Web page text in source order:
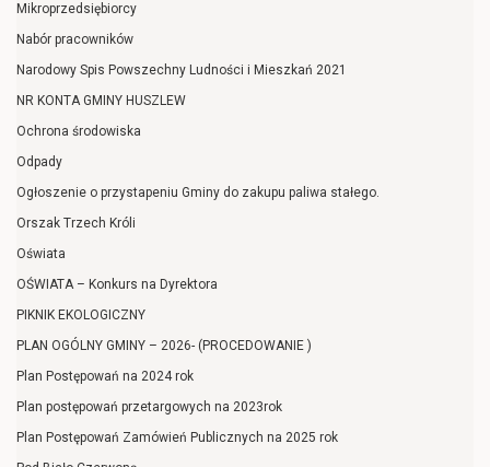
Mikroprzedsiębiorcy
Nabór pracowników
Narodowy Spis Powszechny Ludności i Mieszkań 2021
NR KONTA GMINY HUSZLEW
Ochrona środowiska
Odpady
Ogłoszenie o przystapeniu Gminy do zakupu paliwa stałego.
Orszak Trzech Króli
Oświata
OŚWIATA – Konkurs na Dyrektora
PIKNIK EKOLOGICZNY
PLAN OGÓLNY GMINY – 2026- (PROCEDOWANIE )
Plan Postępowań na 2024 rok
Plan postępowań przetargowych na 2023rok
Plan Postępowań Zamówień Publicznych na 2025 rok